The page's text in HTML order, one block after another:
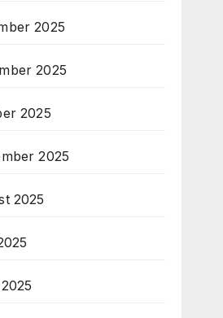
2025
2025
2025
2025
2025